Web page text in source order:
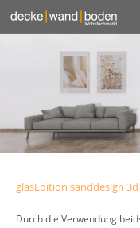
glasEdition sanddesign
Durch die Verwendung